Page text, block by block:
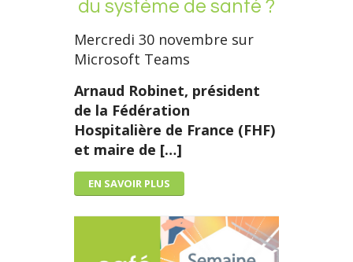
du système de santé ?
Mercredi 30 novembre sur
Microsoft Teams
Arnaud Robinet, président
de la Fédération
Hospitalière de France (FHF)
et maire de […]
EN SAVOIR PLUS